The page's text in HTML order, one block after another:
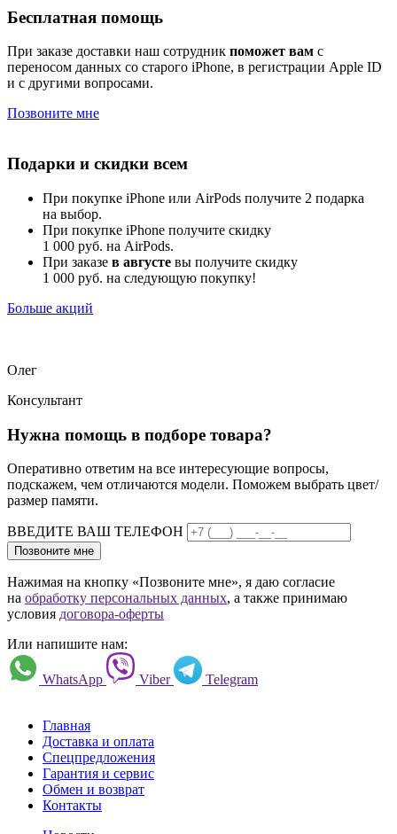
Бесплатная помощь
При заказе доставки наш сотрудник поможет вам с
переносом данных со старого iPhone, в регистрации Apple ID
и с другими вопросами.
Позвоните мне
Подарки и скидки всем
При покупке iPhone или AirPods получите 2 подарка
на выбор.
При покупке iPhone получите скидку
1 000 руб. на AirPods.
При заказе в августе вы получите скидку
1 000 руб. на следующую покупку!
Больше акций
Олег
Консультант
Нужна помощь в подборе товара?
Оперативно ответим на все интересующие вопросы,
подскажем, чем отличаются модели. Поможем выбрать цвет/
размер памяти.
ВВЕДИТЕ ВАШ ТЕЛЕФОН
Позвоните мне
Нажимая на кнопку «Позвоните мне», я даю согласие
на обработку персональных данных, а также принимаю
условия договора-оферты
Или напишите нам:
WhatsApp Viber Telegram
Главная
Доставка и оплата
Спецпредложения
Гарантия и сервис
Обмен и возврат
Контакты